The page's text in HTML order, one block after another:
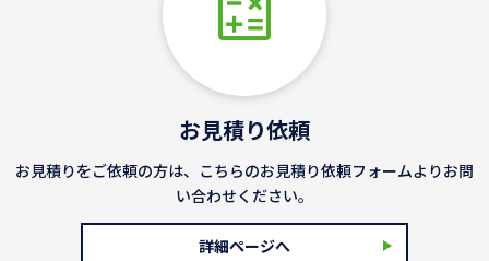
お見積り依頼
お見積りをご依頼の方は、こちらのお見積り依頼フォームよりお問
い合わせください。
詳細ページへ